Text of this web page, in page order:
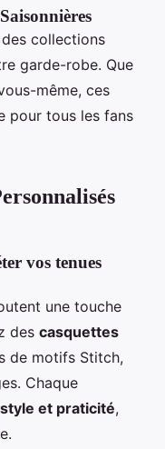
collections
garde-robe. Que
même, ces
pour tous les fans
vos tenues
une touche
des casquettes
de motifs Stitch,
Chaque
style et praticité,